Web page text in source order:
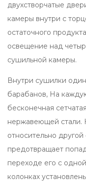
двухстворчатые
камеры внутри с
остаточного
освещение над
сушильной камеры.
Внутри сушилки
барабанов, На
бесконечная
нержавеющей стали.
относительно
предотвращает
переходе его с
колонках